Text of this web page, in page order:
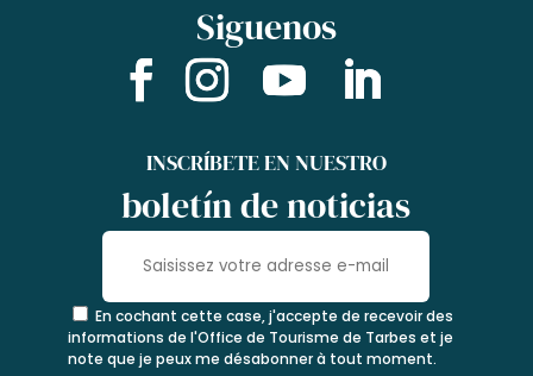
Siguenos
INSCRÍBETE EN NUESTRO
boletín de noticias
En cochant cette case, j'accepte de recevoir des
informations de l'Office de Tourisme de Tarbes et je
note que je peux me désabonner à tout moment.